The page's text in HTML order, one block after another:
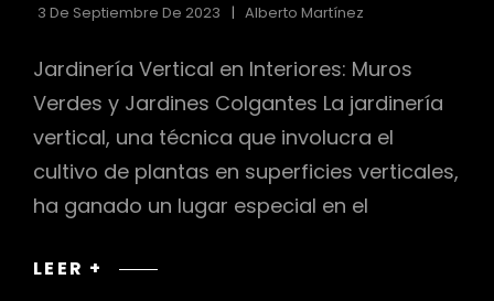
3 De Septiembre De 2023 Alberto Martínez
Jardinería Vertical en Interiores: Muros
Verdes y Jardines Colgantes La jardinería
vertical, una técnica que involucra el
cultivo de plantas en superficies verticales,
ha ganado un lugar especial en el
LEER +
JARDINERÍA